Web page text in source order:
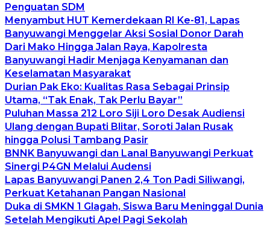
Penguatan SDM
Menyambut HUT Kemerdekaan RI Ke-81, Lapas
Banyuwangi Menggelar Aksi Sosial Donor Darah
Dari Mako Hingga Jalan Raya, Kapolresta
Banyuwangi Hadir Menjaga Kenyamanan dan
Keselamatan Masyarakat
Durian Pak Eko: Kualitas Rasa Sebagai Prinsip
Utama, “Tak Enak, Tak Perlu Bayar”
Puluhan Massa 212 Loro Siji Loro Desak Audiensi
Ulang dengan Bupati Blitar, Soroti Jalan Rusak
hingga Polusi Tambang Pasir
BNNK Banyuwangi dan Lanal Banyuwangi Perkuat
Sinergi P4GN Melalui Audensi
Lapas Banyuwangi Panen 2,4 Ton Padi Siliwangi,
Perkuat Ketahanan Pangan Nasional
Duka di SMKN 1 Glagah, Siswa Baru Meninggal Dunia
Setelah Mengikuti Apel Pagi Sekolah